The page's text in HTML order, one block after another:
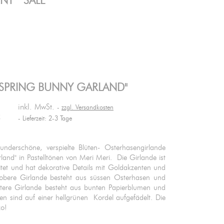
BUNNY GARLAND"
inkl. MwSt.
zzgl. Versandkosten
Lieferzeit: 2-3 Tage
verspielte Blüten- Osterhasengirlande
in Pastelltönen von Meri Meri. Die Girlande ist
und hat dekorative Details mit Goldakzenten und
Girlande besteht aus süssen Osterhasen und
Girlande besteht aus bunten Papierblumen und
sind auf einer hellgrünen Kordel aufgefädelt. Die